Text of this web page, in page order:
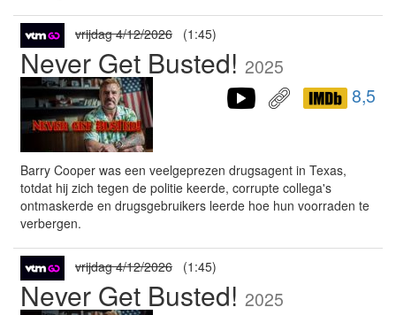
vrijdag 4/12/2026 (1:45)
Never Get Busted! 2025
8,5
Barry Cooper was een veelgeprezen drugsagent in Texas,
totdat hij zich tegen de politie keerde, corrupte collega's
ontmaskerde en drugsgebruikers leerde hoe hun voorraden te
verbergen.
vrijdag 4/12/2026 (1:45)
Never Get Busted! 2025